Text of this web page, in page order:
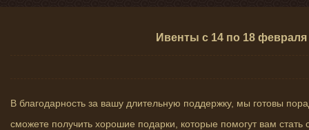
Ивенты с 14 по 18 февраля
В благодарность за вашу длительную поддержку, мы готовы
сможете получить хорошие подарки, которые помогут вам